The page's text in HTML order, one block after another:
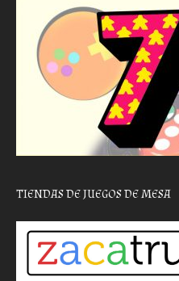
TIENDAS DE JUEGOS DE MESA